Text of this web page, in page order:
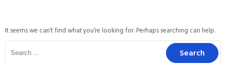
It seems we can’t find what you’re looking for. Perhaps searching can help.